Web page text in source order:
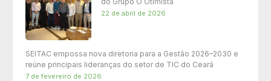
22 de abril de 2026
SEITAC empossa nova diretoria para a Gestão 2026–2030 e
reúne principais lideranças do setor de TIC do Ceará
7 de fevereiro de 2026